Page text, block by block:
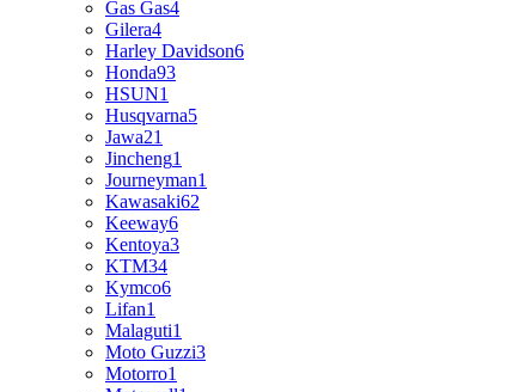
Gas Gas4
Gilera4
Harley Davidson6
Honda93
HSUN1
Husqvarna5
Jawa21
Jincheng1
Journeyman1
Kawasaki62
Keeway6
Kentoya3
KTM34
Kymco6
Lifan1
Malaguti1
Moto Guzzi3
Motorro1